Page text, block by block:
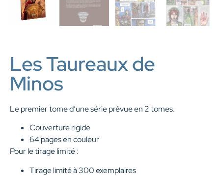
Les Taureaux de
Minos
Le premier tome d’une série prévue en 2 tomes.
Couverture rigide
64 pages en couleur
Pour le tirage limité :
Tirage limité à 300 exemplaires